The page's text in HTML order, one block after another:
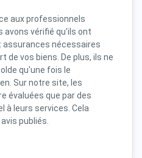
aux professionnels
avons vérifié qu'ils ont
assurances nécessaires
de vos biens. De plus, ils ne
qu'une fois le
Sur notre site, les
évaluées que par des
à leurs services. Cela
publiés.